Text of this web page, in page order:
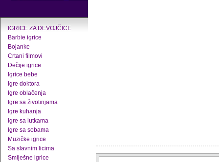
IGRICE ZA DEVOJČICE
Barbie igrice
Bojanke
Crtani filmovi
Dečije igrice
Igrice bebe
Igre doktora
Igre oblačenja
Igre sa životinjama
Igre kuhanja
Igre sa lutkama
Igre sa sobama
Muzičke igrice
Sa slavnim licima
Smiješne igrice